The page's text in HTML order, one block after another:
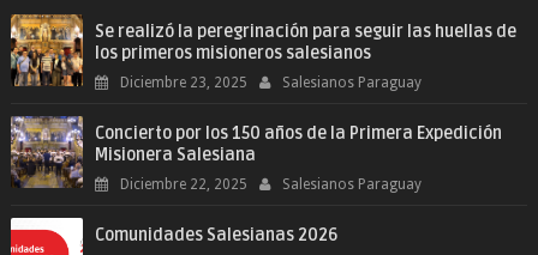
Se realizó la peregrinación para seguir las huellas de
los primeros misioneros salesianos
Diciembre 23, 2025 Salesianos Paraguay
Concierto por los 150 años de la Primera Expedición
Misionera Salesiana
Diciembre 22, 2025 Salesianos Paraguay
Comunidades Salesianas 2026